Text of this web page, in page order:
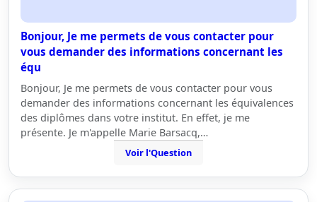
Bonjour, Je me permets de vous contacter pour
vous demander des informations concernant les
équ
Bonjour, Je me permets de vous contacter pour vous
demander des informations concernant les équivalences
des diplômes dans votre institut. En effet, je me
présente. Je m'appelle Marie Barsacq,…
Voir l'Question